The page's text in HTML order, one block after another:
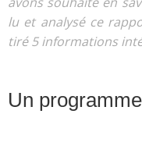
lu et analysé ce
tiré 5 informations
Un